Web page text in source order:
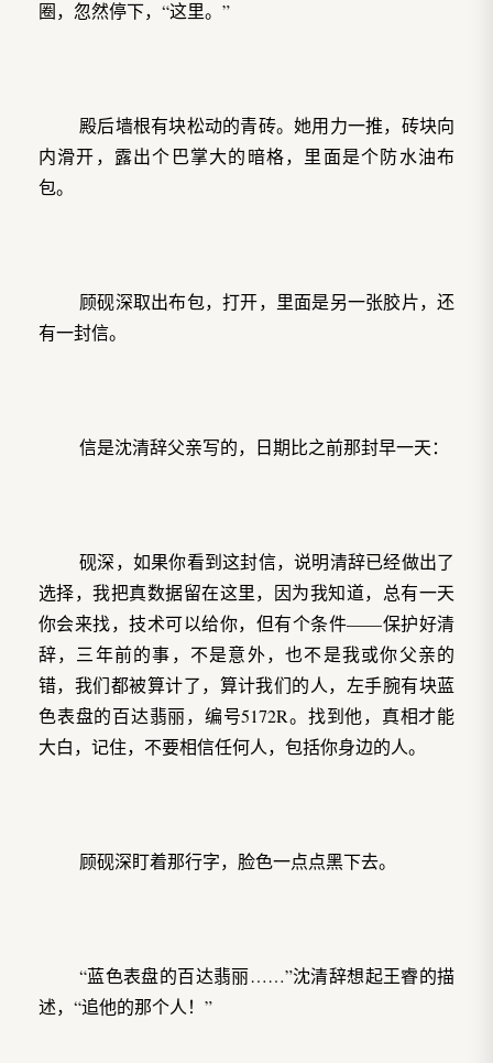
圈，忽然停下，“这里。”
殿后墙根有块松动的青砖。她用力一推，砖块向
内滑开，露出个巴掌大的暗格，里面是个防水油布
包。
顾砚深取出布包，打开，里面是另一张胶片，还
有一封信。
信是沈清辞父亲写的，日期比之前那封早一天：
砚深，如果你看到这封信，说明清辞已经做出了
选择，我把真数据留在这里，因为我知道，总有一天
你会来找，技术可以给你，但有个条件——保护好清
辞，三年前的事，不是意外，也不是我或你父亲的
错，我们都被算计了，算计我们的人，左手腕有块蓝
色表盘的百达翡丽，编号5172R。找到他，真相才能
大白，记住，不要相信任何人，包括你身边的人。
顾砚深盯着那行字，脸色一点点黑下去。
“蓝色表盘的百达翡丽……”沈清辞想起王睿的描
述，“追他的那个人！”